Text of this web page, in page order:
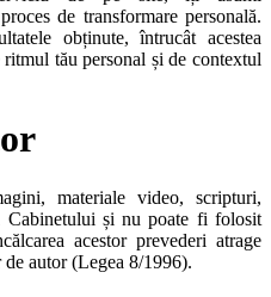
de transformare personală.
obținute, întrucât acestea
tău personal și de contextul
materiale video, scripturi,
Cabinetului și nu poate fi folosit
acestor prevederi atrage
autor (Legea 8/1996).